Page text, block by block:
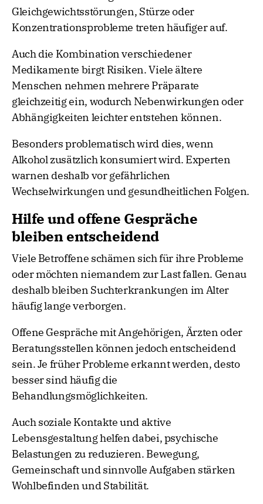
Gleichgewichtsstörungen, Stürze oder
Konzentrationsprobleme treten häufiger auf.
Auch die Kombination verschiedener
Medikamente birgt Risiken. Viele ältere
Menschen nehmen mehrere Präparate
gleichzeitig ein, wodurch Nebenwirkungen oder
Abhängigkeiten leichter entstehen können.
Besonders problematisch wird dies, wenn
Alkohol zusätzlich konsumiert wird. Experten
warnen deshalb vor gefährlichen
Wechselwirkungen und gesundheitlichen Folgen.
Hilfe und offene Gespräche
bleiben entscheidend
Viele Betroffene schämen sich für ihre Probleme
oder möchten niemandem zur Last fallen. Genau
deshalb bleiben Suchterkrankungen im Alter
häufig lange verborgen.
Offene Gespräche mit Angehörigen, Ärzten oder
Beratungsstellen können jedoch entscheidend
sein. Je früher Probleme erkannt werden, desto
besser sind häufig die
Behandlungsmöglichkeiten.
Auch soziale Kontakte und aktive
Lebensgestaltung helfen dabei, psychische
Belastungen zu reduzieren. Bewegung,
Gemeinschaft und sinnvolle Aufgaben stärken
Wohlbefinden und Stabilität.